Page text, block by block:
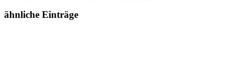
ähnliche Einträge